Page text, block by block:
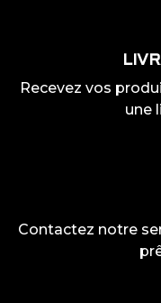
Recevez vos
une
Contactez notre